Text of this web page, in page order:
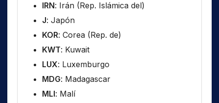
IRN: Irán (Rep. Islámica del)
J: Japón
KOR: Corea (Rep. de)
KWT: Kuwait
LUX: Luxemburgo
MDG: Madagascar
MLI: Malí